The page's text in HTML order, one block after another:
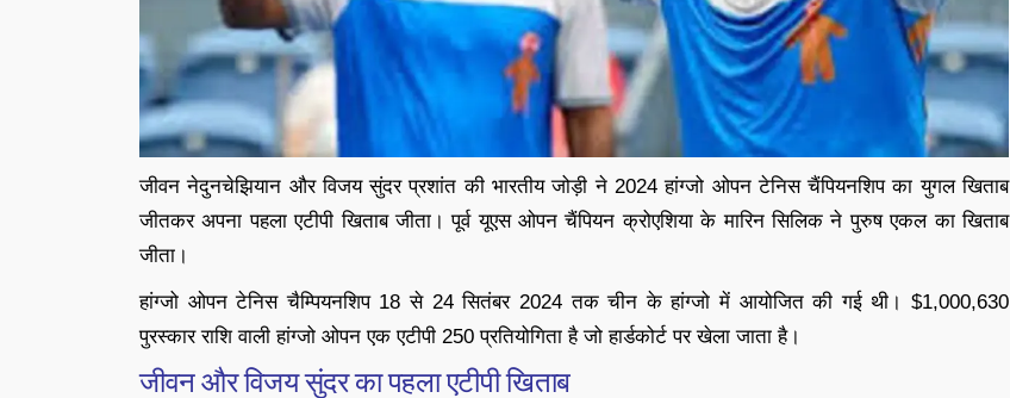
जीवन नेदुनचेझियान और विजय सुंदर प्रशांत की भारतीय जोड़ी ने 2024 हांग्जो ओपन टेनिस चैंपियनशिप का युगल खिताब
जीतकर अपना पहला एटीपी खिताब जीता। पूर्व यूएस ओपन चैंपियन क्रोएशिया के मारिन सिलिक ने पुरुष एकल का खिताब
जीता।
हांग्जो ओपन टेनिस चैम्पियनशिप 18 से 24 सितंबर 2024 तक चीन के हांग्जो में आयोजित की गई थी। $1,000,630
पुरस्कार राशि वाली हांग्जो ओपन एक एटीपी 250 प्रतियोगिता है जो हार्डकोर्ट पर खेला जाता है।
जीवन और विजय सुंदर का पहला एटीपी खिताब